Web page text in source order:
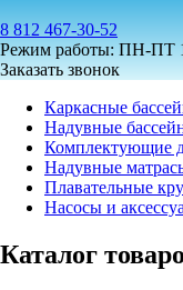
8 812 467-30-52
Режим работы: ПН-ПТ
Заказать звонок
Каркасные
Надувные
Комплектующие
Надувные
Плавательные
Насосы и
Каталог